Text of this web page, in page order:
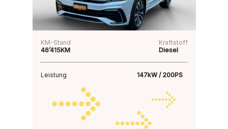
KM-Stand
46’415KM
Kraftstoff
Diesel
Leistung 147kW / 200PS